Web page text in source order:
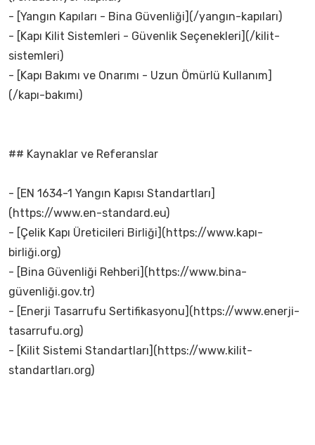
- [Yangın Kapıları - Bina Güvenliği](/yangın-kapıları)
- [Kapı Kilit Sistemleri - Güvenlik Seçenekleri](/kilit-
sistemleri)
- [Kapı Bakımı ve Onarımı - Uzun Ömürlü Kullanım]
(/kapı-bakımı)
## Kaynaklar ve Referanslar
- [EN 1634-1 Yangın Kapısı Standartları]
(https://www.en-standard.eu)
- [Çelik Kapı Üreticileri Birliği](https://www.kapı-
birliği.org)
- [Bina Güvenliği Rehberi](https://www.bina-
güvenliği.gov.tr)
- [Enerji Tasarrufu Sertifikasyonu](https://www.enerji-
tasarrufu.org)
- [Kilit Sistemi Standartları](https://www.kilit-
standartları.org)